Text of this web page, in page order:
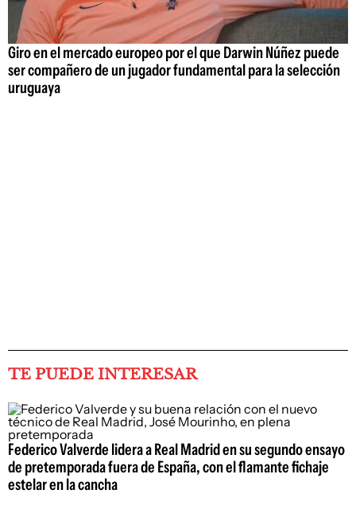
Giro en el mercado europeo por el que Darwin Núñez puede
ser compañero de un jugador fundamental para la selección
uruguaya
TE PUEDE INTERESAR
Federico Valverde lidera a Real Madrid en su segundo ensayo
de pretemporada fuera de España, con el flamante fichaje
estelar en la cancha